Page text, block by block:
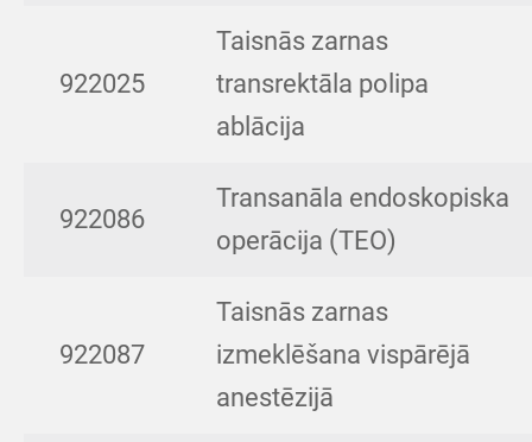
922025
Taisnās zarnas
transrektāla polipa
ablācija
922086
Transanāla endoskopiska
operācija (TEO)
922087
Taisnās zarnas
izmeklēšana vispārējā
anestēzijā